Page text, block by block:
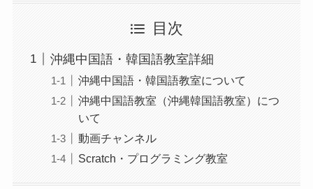
目次
沖縄中国語・韓国語教室詳細
沖縄中国語・韓国語教室について
沖縄中国語教室（沖縄韓国語教室）につ
いて
動画チャンネル
Scratch・プログラミング教室